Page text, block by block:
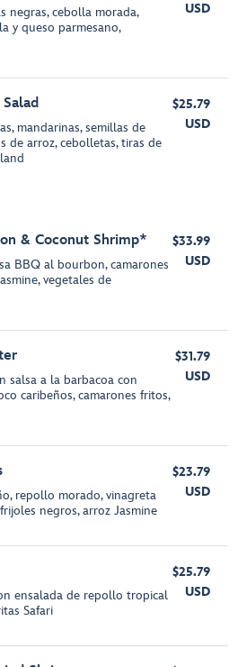
negras, cebolla morada,
y queso parmesano,
USD
mandarinas, semillas de
de arroz, cebolletas, tiras de
$25.79
USD
& Coconut Shrimp*
BBQ al bourbon, camarones
vegetales de
$33.99
USD
salsa a la barbacoa con
caribeños, camarones fritos,
$31.79
USD
repollo morado, vinagreta
negros, arroz Jasmine
$23.79
USD
ensalada de repollo tropical
Safari
$25.79
USD